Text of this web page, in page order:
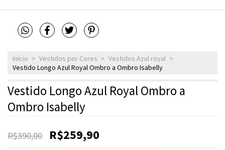
Início > Vestidos por Cores > Vestidos Azul royal >
Vestido Longo Azul Royal Ombro a Ombro Isabelly
Vestido Longo Azul Royal Ombro a
Ombro Isabelly
R$390,00 R$259,90